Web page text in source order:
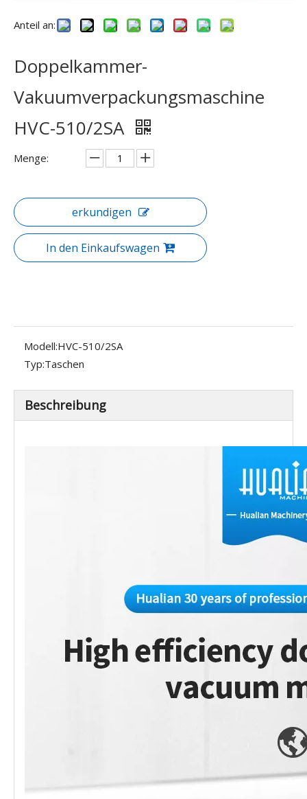
Anteil an:
Doppelkammer-
Vakuumverpackungsmaschine
HVC-510/2SA
Menge:
erkundigen
In den Einkaufswagen
Modell:HVC-510/2SA
Typ:Taschen
Beschreibung